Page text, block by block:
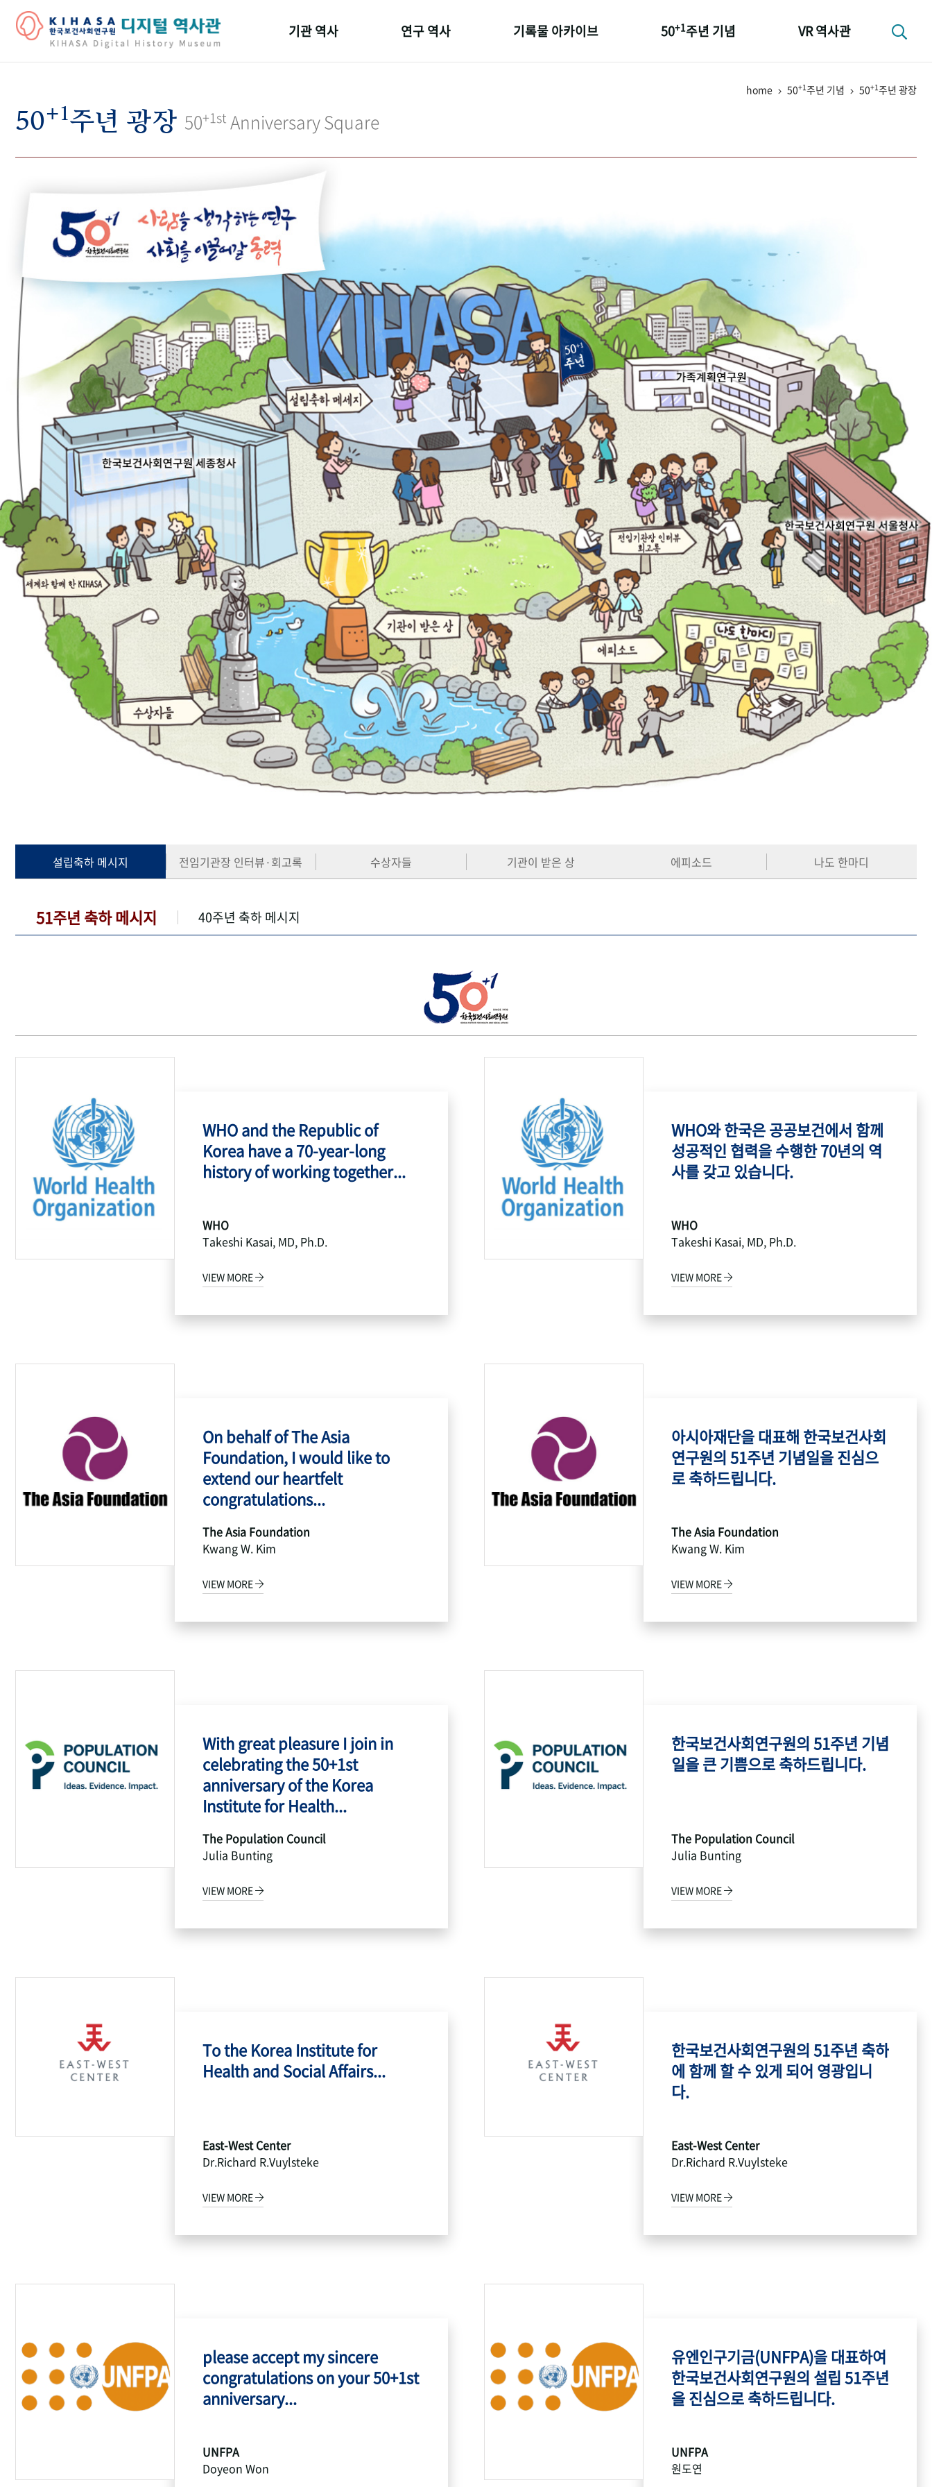
기관 역사
역대 기관장
연구 역사 기록물 아카이브 50+1주년 기념 VR 역사관
home 50+1주년 기념 50+1주년 광장
50+1주년 광장 50+1st Anniversary Square
설립축하 메시지 전임기관장 인터뷰·회고록 수상자들 기관이 받은 상 에피소드 나도 한마디
51주년 축하 메시지 40주년 축하 메시지
WHO and the Republic of
Korea have a 70-year-long
history of working together...
WHO
Takeshi Kasai, MD, Ph.D.
VIEW MORE
WHO와 한국은 공공보건에서 함께
성공적인 협력을 수행한 70년의 역
사를 갖고 있습니다.
WHO
Takeshi Kasai, MD, Ph.D.
VIEW MORE
On behalf of The Asia
Foundation, I would like to
extend our heartfelt
congratulations...
The Asia Foundation
Kwang W. Kim
VIEW MORE
아시아재단을 대표해 한국보건사회
연구원의 51주년 기념일을 진심으
로 축하드립니다.
The Asia Foundation
Kwang W. Kim
VIEW MORE
With great pleasure I join in
celebrating the 50+1st
anniversary of the Korea
Institute for Health...
The Population Council
Julia Bunting
VIEW MORE
한국보건사회연구원의 51주년 기념
일을 큰 기쁨으로 축하드립니다.
The Population Council
Julia Bunting
VIEW MORE
To the Korea Institute for
Health and Social Affairs...
East-West Center
Dr.Richard R.Vuylsteke
VIEW MORE
한국보건사회연구원의 51주년 축하
에 함께 할 수 있게 되어 영광입니
다.
East-West Center
Dr.Richard R.Vuylsteke
VIEW MORE
please accept my sincere
congratulations on your 50+1st
anniversary...
UNFPA
Doyeon Won
유엔인구기금(UNFPA)을 대표하여
한국보건사회연구원의 설립 51주년
을 진심으로 축하드립니다.
UNFPA
원도연